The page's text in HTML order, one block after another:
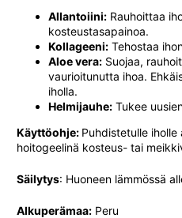
Allantoiini: Rauhoittaa
kosteustasapainoa.
Kollageeni: Tehostaa
Aloe vera: Suojaa,
vaurioitunutta ihoa.
iholla.
Helmijauhe: Tukee
Käyttöohje: Puhdistetulle iholle
hoitogeelinä kosteus- tai
Säilytys: Huoneen lämmössä
Alkuperämaa: Peru